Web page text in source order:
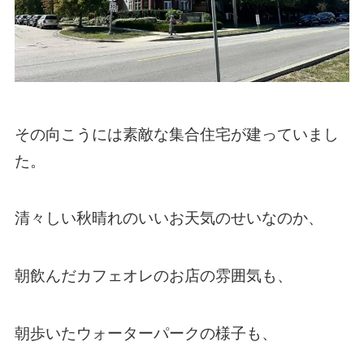
その向こうには素敵な集合住宅が建っていまし
た。
清々しい秋晴れのいいお天気のせいなのか、
朝飲んだカフェオレのお店の雰囲気も、
朝歩いたウォーターパークの様子も、